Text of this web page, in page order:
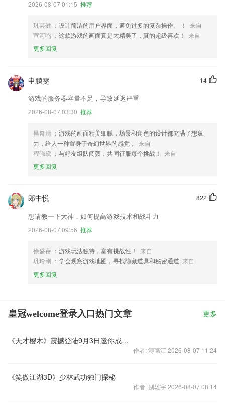
2026-08-07 01:15 推荐
巩芸健 ：设计简洁的用户界面，避免过多的复杂操作。 ！
来自
宣河鸣 ：这款游戏的画面真是太精美了，真的超级喜欢！
来自
更多回复
14
申鹏雯
游戏的服务器容量不足，导致延迟严重
2026-08-07 03:30 推荐
昌奇清 ：游戏的画面精美细腻，场景和角色的设计都充满了想象
力，给人一种置身于奇幻世界的感觉，
来自
程强黛 ：与好友组队闯荡，共同征服每个挑战！
来自
更多回复
822
郎中悦
想请教一下大神，如何提高游戏技术和战斗力
2026-08-07 09:56 推荐
徐盛蓓 ：游戏玩法独特，富有挑战性！
来自
巩玲刚 ：学会观察游戏地图，寻找隐藏道具和秘密通道 来自
更多回复
皇冠welcome登录入口热门文章 更多
《天才樱木》震撼登陆9月3日邀你成为灌篮高手
作者: 溥菡江 2026-08-07 11:24
《笑傲江湖3D》少林武功独门探秘
作者: 别雄宇 2026-08-07 08:14